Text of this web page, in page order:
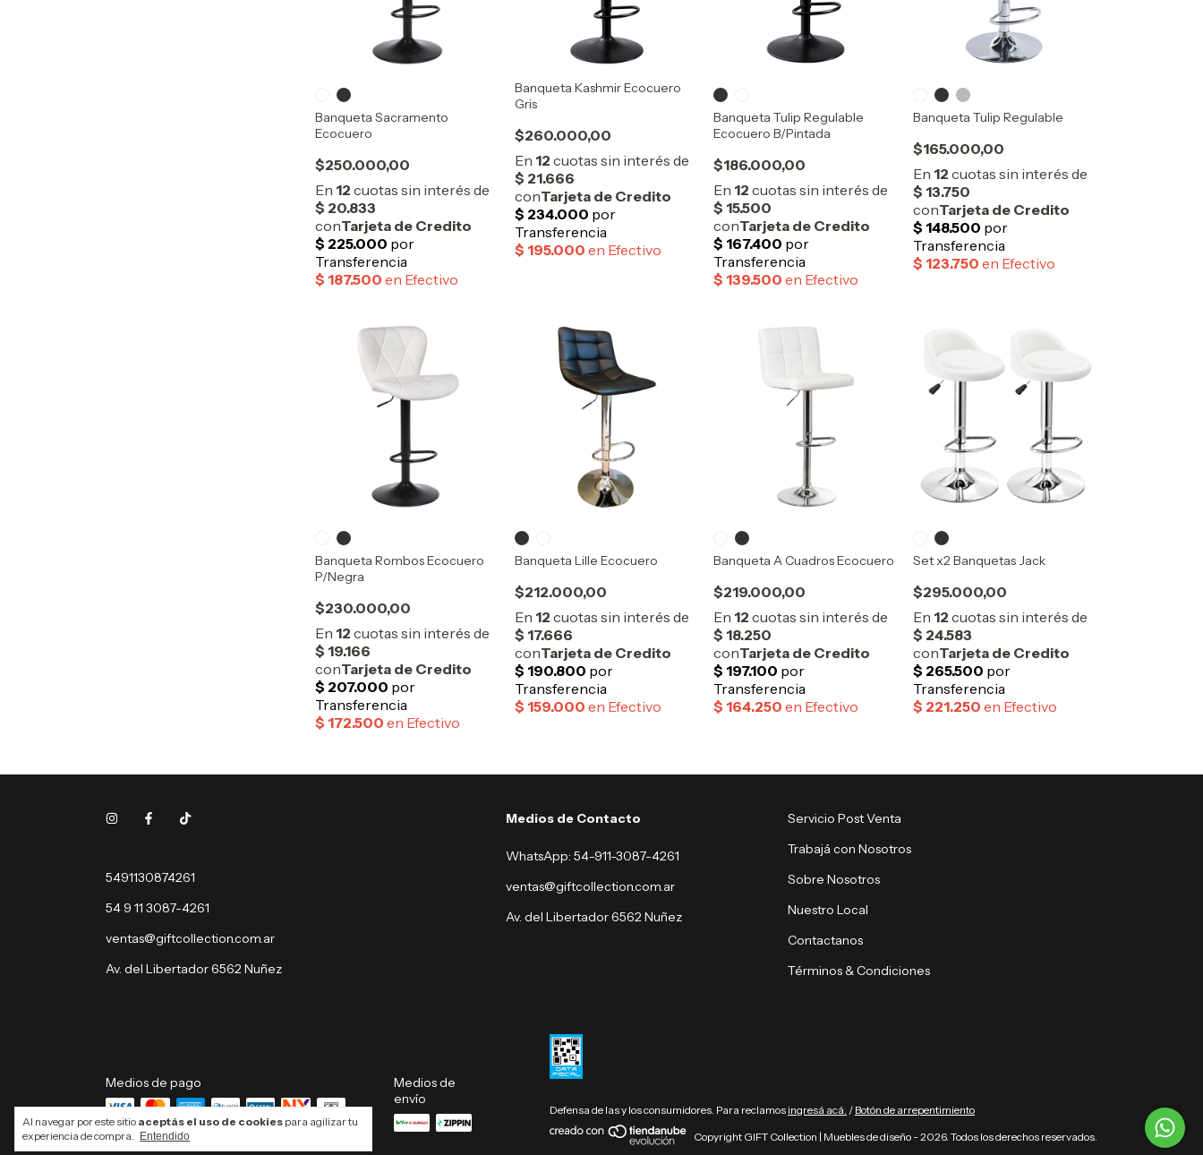
Al navegar por este sitio aceptás el uso de cookies para agilizar tu
experiencia de compra.
Entendido
Banqueta Sacramento
Ecocuero
$250.000,00
Banqueta Kashmir Ecocuero
Gris
$260.000,00
Banqueta Tulip Regulable
Ecocuero B/Pintada
$186.000,00
Banqueta Tulip Regulable
$165.000,00
Banqueta Rombos Ecocuero
P/Negra
$230.000,00
Banqueta Lille Ecocuero
$212.000,00
Banqueta A Cuadros Ecocuero
$219.000,00
Set x2 Banquetas Jack
$295.000,00
5491130874261
54 9 11 3087-4261
ventas@giftcollection.com.ar
Av. del Libertador 6562 Nuñez
Medios de Contacto
WhatsApp: 54-911-3087-4261
ventas@giftcollection.com.ar
Av. del Libertador 6562 Nuñez
Servicio Post Venta
Trabajá con Nosotros
Sobre Nosotros
Nuestro Local
Contactanos
Términos & Condiciones
Medios de pago
Medios de
envío
Defensa de las y los consumidores. Para reclamos ingresá acá. / Botón de arrepentimiento
Copyright GIFT Collection | Muebles de diseño - 2026. Todos los derechos reservados.